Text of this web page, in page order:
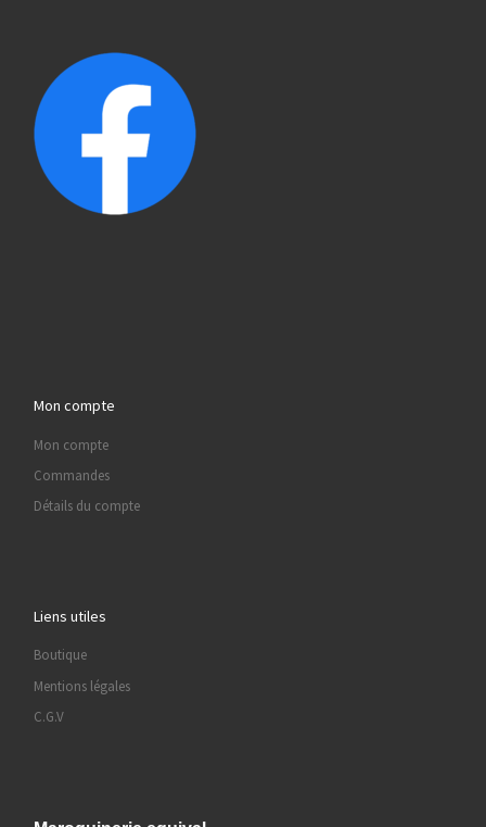
Mon compte
Mon compte
Commandes
Détails du compte
Liens utiles
Boutique
Mentions légales
C.G.V